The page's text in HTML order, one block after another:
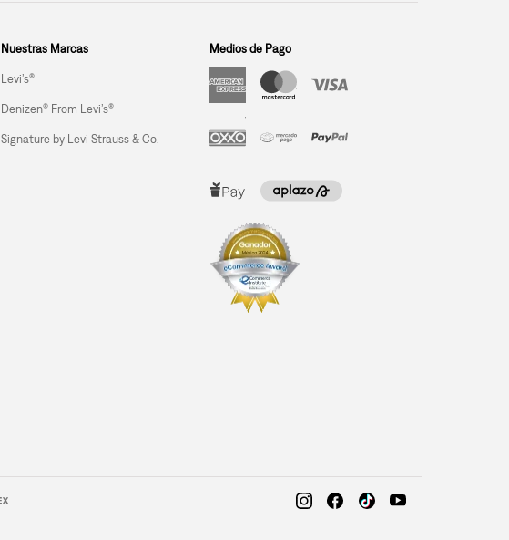
Nuestras Marcas
Levi’s®
Denizen® From Levi’s®
Signature by Levi Strauss & Co.
Medios de Pago